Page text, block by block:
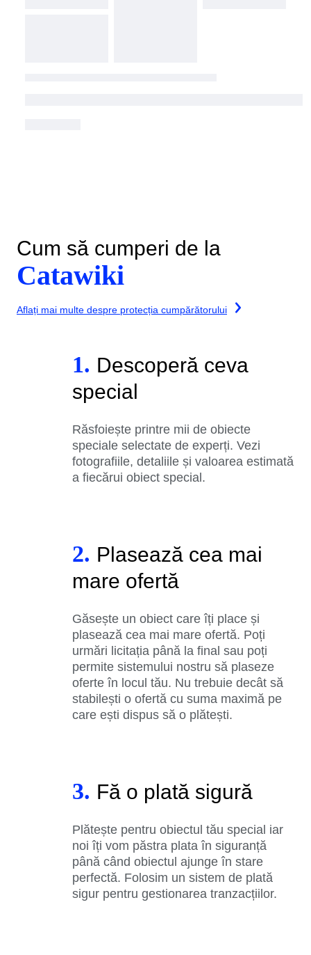
Cum să cumperi de la
Catawiki
Aflați mai multe despre protecția cumpărătorului
1. Descoperă ceva
special
Răsfoiește printre mii de obiecte
speciale selectate de experți. Vezi
fotografiile, detaliile și valoarea estimată
a fiecărui obiect special.
2. Plasează cea mai
mare ofertă
Găsește un obiect care îți place și
plasează cea mai mare ofertă. Poți
urmări licitația până la final sau poți
permite sistemului nostru să plaseze
oferte în locul tău. Nu trebuie decât să
stabilești o ofertă cu suma maximă pe
care ești dispus să o plătești.
3. Fă o plată sigură
Plătește pentru obiectul tău special iar
noi îți vom păstra plata în siguranță
până când obiectul ajunge în stare
perfectă. Folosim un sistem de plată
sigur pentru gestionarea tranzacțiilor.